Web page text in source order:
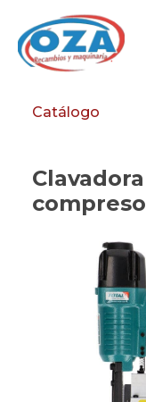
Catálogo